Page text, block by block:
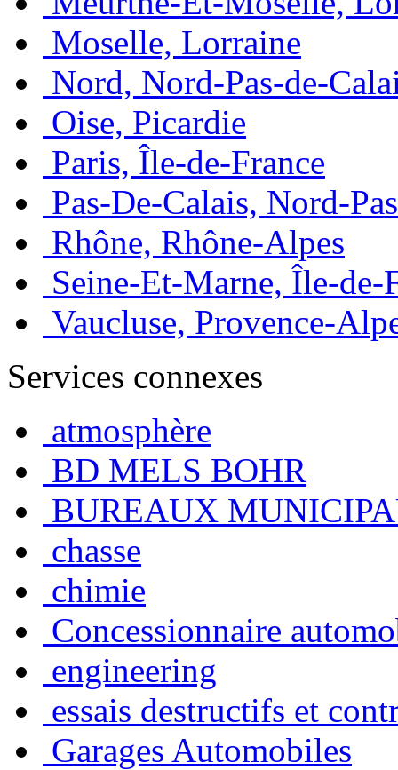
Moselle, Lorraine
Nord, Nord-Pas-de-
Oise, Picardie
Paris, Île-de-France
Pas-De-Calais, Nord-
Rhône, Rhône-Alpes
Seine-Et-Marne, Île-de-
Vaucluse, Provence-
Services connexes
atmosphère
BD MELS BOHR
BUREAUX
chasse
chimie
Concessionnaire
engineering
essais destructifs et
Garages Automobiles